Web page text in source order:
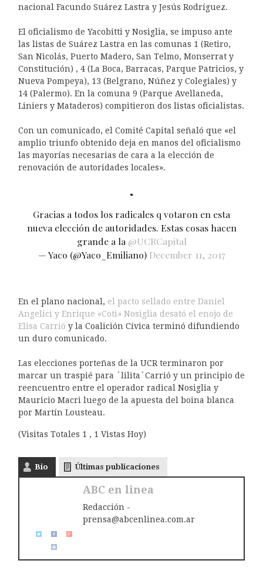
nacional Facundo Suárez Lastra y Jesús Rodríguez.
El oficialismo de Yacobitti y Nosiglia, se impuso ante
las listas de Suárez Lastra en las comunas 1 (Retiro,
San Nicolás, Puerto Madero, San Telmo, Monserrat y
Constitución) , 4 (La Boca, Barracas, Parque Patricios, y
Nueva Pompeya), 13 (Belgrano, Núñez y Colegiales) y
14 (Palermo). En la comuna 9 (Parque Avellaneda,
Liniers y Mataderos) compitieron dos listas oficialistas.
Con un comunicado, el Comité Capital señaló que «el
amplio triunfo obtenido deja en manos del oficialismo
las mayorías necesarias de cara a la elección de
renovación de autoridades locales».
Gracias a todos los radicales q votaron en esta
nueva elección de autoridades. Estas cosas hacen
grande a la @UCRCapital
— Yaco (@Yaco_Emiliano) December 11, 2017
En el plano nacional, el pacto sellado entre Daniel
Angelici y Enrique «Coti» Nosiglia desató el enojo de
Elisa Carrió y la Coalición Cívica terminó difundiendo
un duro comunicado.
Las elecciones porteñas de la UCR terminaron por
marcar un traspié para ´lilita´Carrió y un principio de
reencuentro entre el operador radical Nosiglia y
Mauricio Macri luego de la apuesta del boina blanca
por Martín Lousteau.
(Visitas Totales 1 , 1 Vistas Hoy)
Bio Últimas publicaciones
ABC en linea
Redacción -
prensa@abcenlinea.com.ar